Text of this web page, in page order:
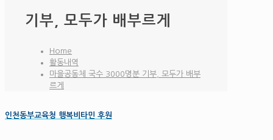
기부, 모두가 배부르게
Home
활동내역
마을공동체 국수 3000명분 기부, 모두가 배부
르게
인천동부교육청 행복비타민 후원